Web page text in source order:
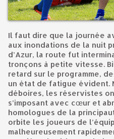
Il faut dire que la journée avait bien mal débuté, suite
aux inondations de la nuit
d’Azur, la route fut
tronçons à petite vitesse.
retard sur le programme,
un état de fatigue évident.
déboires, les réservistes
s’imposant avec cœur et
homologues de la
orbite les joueurs de
malheureusement